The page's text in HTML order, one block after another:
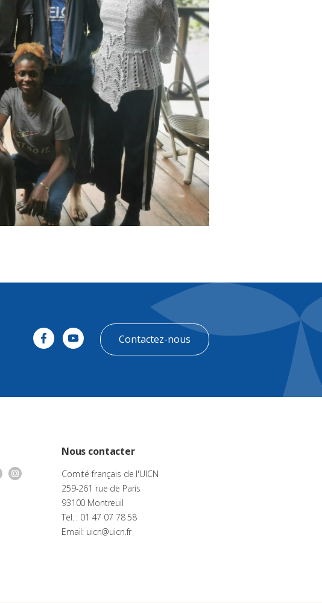
Contactez-nous
Nous contacter
Comité français de l'UICN
259-261 rue de Paris
93100 Montreuil
Tel. : 01 47 07 78 58
Email: uicn@uicn.fr